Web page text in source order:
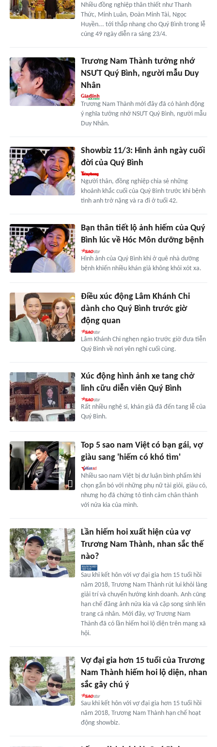
Nhiều đồng nghiệp thân thiết như Thanh
Thức, Minh Luân, Đoàn Minh Tài, Ngọc
Huyền... tới thắp nhang cho Quý Bình trong lễ
cúng 49 ngày diễn ra sáng 23/4.
Trương Nam Thành tưởng nhớ
NSƯT Quý Bình, người mẫu Duy
Nhân
Trương Nam Thành mới đây đã có hành động
ý nghĩa tưởng nhớ NSƯT Quý Bình, người mẫu
Duy Nhân.
Showbiz 11/3: Hình ảnh ngày cuối
đời của Quý Bình
Người thân, đồng nghiệp chia sẻ những
khoảnh khắc cuối của Quý Bình trước khi bệnh
tình anh trở nặng và ra đi ở tuổi 42.
Bạn thân tiết lộ ảnh hiếm của Quý
Bình lúc về Hóc Môn dưỡng bệnh
Hình ảnh của Quý Bình khi ở quê nhà dưỡng
bệnh khiến nhiều khán giả không khỏi xót xa.
Điều xúc động Lâm Khánh Chi
dành cho Quý Bình trước giờ
động quan
Lâm Khánh Chi nghẹn ngào trước giờ đưa tiễn
Quý Bình về nơi yên nghỉ cuối cùng.
Xúc động hình ảnh xe tang chở
linh cữu diễn viên Quý Bình
Rất nhiều nghệ sĩ, khán giả đã đến tang lễ của
Quý Bình.
Top 5 sao nam Việt có bạn gái, vợ
giàu sang 'hiếm có khó tìm'
Nhiều sao nam Việt bị dư luận bình phẩm khi
chọn gắn bó với những phụ nữ tài giỏi, giàu có,
nhưng họ đã chứng tỏ tình cảm chân thành
với nửa kia của mình.
Lần hiếm hoi xuất hiện của vợ
Trương Nam Thành, nhan sắc thế
nào?
Sau khi kết hôn với vợ đại gia hơn 15 tuổi hồi
năm 2018, Trương Nam Thành rút lui khỏi làng
giải trí và chuyển hướng kinh doanh. Anh cũng
hạn chế đăng ảnh nửa kia và cặp song sinh lên
trang cá nhân. Mới đây, vợ Trương Nam
Thành đã có lần hiếm hoi lộ diện trên mạng xã
hội.
Vợ đại gia hơn 15 tuổi của Trương
Nam Thành hiếm hoi lộ diện, nhan
sắc gây chú ý
Sau khi kết hôn với vợ đại gia hơn 15 tuổi hồi
năm 2018, Trương Nam Thành hạn chế hoạt
động showbiz.